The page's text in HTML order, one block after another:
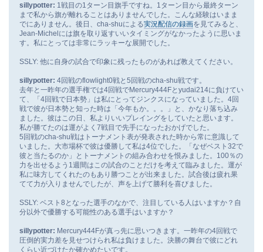
sillypotter: 1戦目の1ターン目旗手ですね。1ターン目から最終ターン
まで私から旗が離れることはありませんでした。こんな経験はいまま
でにありません。後日、cha-shuによる実況配信の録画を見てみると、
Jean-Michelには旗を取り返すいいタイミングがなかったように思いま
す。私にとっては非常にラッキーな展開でした。
SSLY: 他に自身の試合で印象に残ったものがあれば教えてください。
sillypotter: 4回戦のflowlight0戦と5回戦のcha-shu戦です。
去年と一昨年の選手権では4回戦でMercury444Fとyudai214に負けてい
て、「4回戦で日本勢」は私にとってジンクスになっていました。4回
戦で彼が日本勢と知った時は「今年もか。。。」と、かなり落ち込み
ました。彼はこの日、私よりいいプレイングをしていたと思います。
私が勝てたのは運がよく7戦目で先手になったおかげでした。
5回戦のcha-shu戦はトーナメント表が発表された時から常に意識して
いました。大市場杯で彼は優勝して私は4位でした。「なぜベスト32で
彼と当たるのか」とトーナメントの組み合わせを恨みました。100％の
力を出せるよう1週間はこの試合のことだけを考えて臨みました。運が
私に味方してくれたのもあり勝つことが出来ました。試合後は疲れ果
てて力が入りませんでしたが、声を上げて勝利を喜びました。
SSLY: ベスト8となった選手のなかで、注目している人はいますか？自
分以外で優勝する可能性のある選手はいますか？
sillypotter: Mercury444Fが真っ先に思いつきます。一昨年の4回戦で
圧倒的実力差を見せつけられ私は負けました。決勝の舞台で彼にどれ
くらい近づけたか確かめたいです。